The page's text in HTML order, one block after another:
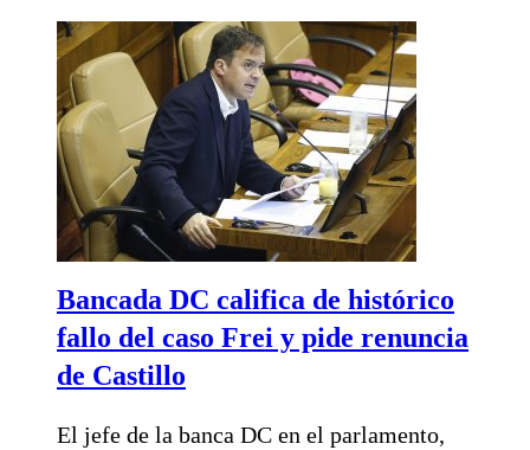
Bancada DC califica de histórico
fallo del caso Frei y pide renuncia
de Castillo
El jefe de la banca DC en el parlamento,